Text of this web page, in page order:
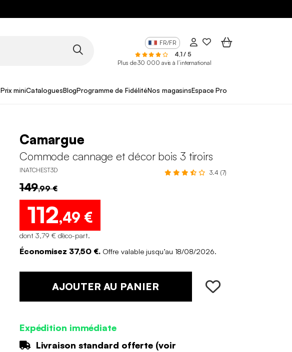
FR/FR
4,1 / 5
Plus de 30 000 avis à l’international
Prix miniCataloguesBlogProgramme de FidélitéNos magasinsEspace Pro
Camargue
Commode cannage et décor bois 3 tiroirs
INATCHEST3D 3.4 (7)
149,99 €
112,49 €
dont 3,79 € d'éco-part.
Économisez 37,50 €. Offre valable jusqu’au 18/08/2026.
AJOUTER AU PANIER
Expédition immédiate
Livraison standard offerte (voir